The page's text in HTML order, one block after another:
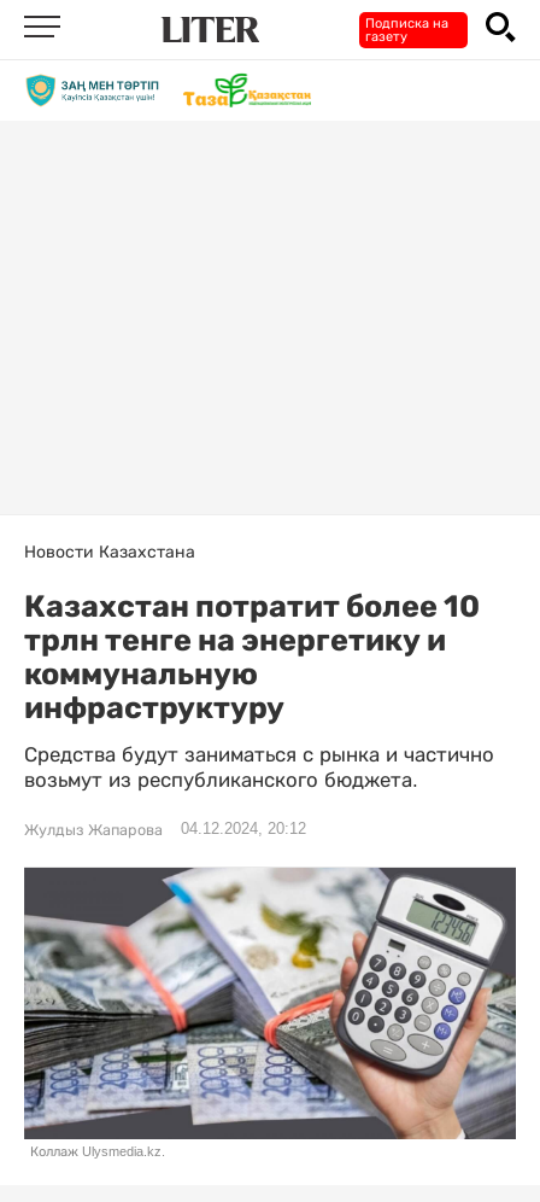
Подписка на
газету
Новости Казахстана
Казахстан потратит более 10
трлн тенге на энергетику и
коммунальную
инфраструктуру
Средства будут заниматься с рынка и частично
возьмут из республиканского бюджета.
Жулдыз Жапарова 04.12.2024, 20:12
Коллаж Ulysmedia.kz.